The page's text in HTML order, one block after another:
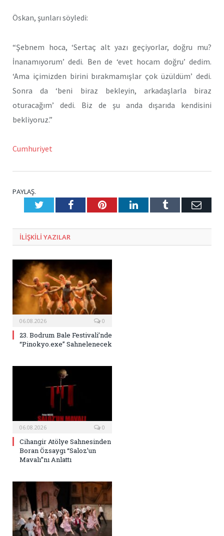
Öskan, şunları söyledi:
“Şebnem hoca, ‘Sertaç alt yazı geçiyorlar, doğru mu?
İnanamıyorum’ dedi. Ben de ‘evet hocam doğru’ dedim.
‘Ama içimizden birini bırakmamışlar çok üzüldüm’ dedi.
Sonra da ‘beni biraz bekleyin, arkadaşlarla biraz
oturacağım’ dedi. Biz de şu anda dışarıda kendisini
bekliyoruz.”
Cumhuriyet
PAYLAŞ.
TwitterFacebookPinterestLinkedInTumblr E-
ILIŞKILI YAZILAR
06.08.2026 0
23. Bodrum Bale Festivali’nde
“Pinokyo.exe” Sahnelenecek
06.08.2026 0
Cihangir Atölye Sahnesinden
Boran Özsaygı “Saloz’un
Mavalı”nı Anlattı